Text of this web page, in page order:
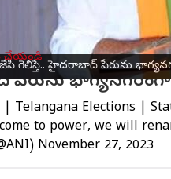
గెలిస్తే.. హైదరాబాద్ పేరును
చేయండి
పేరును
| Telangana Elections |
to power, we will
November 27, 2023